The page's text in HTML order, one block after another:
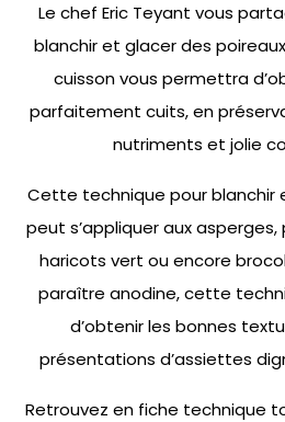
Le chef Eric Teyant vous
blanchir et glacer des
cuisson vous permettra
parfaitement cuits, en
nutriments et jolie
Cette technique pour blanchir
peut s’appliquer aux
haricots vert ou encore
paraître anodine, cette
d’obtenir les bonnes
présentations d’assiettes
Retrouvez en fiche technique